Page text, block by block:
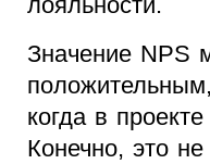
Значение NPS
когда в
Конечно, это